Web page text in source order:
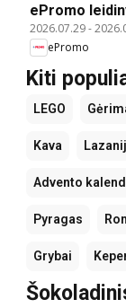
ePromo
2026.07.29-
ePromo
Kiti
LEGO
Kava
Advento
Pyragas
Grybai